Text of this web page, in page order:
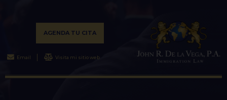
AGENDA TU CITA
Email Visita mi sitio web